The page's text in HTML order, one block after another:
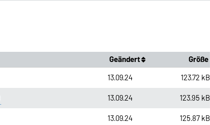
Geändert
Größe
13.09.24
123.72 kB
13.09.24
123.95 kB
13.09.24
125.87 kB